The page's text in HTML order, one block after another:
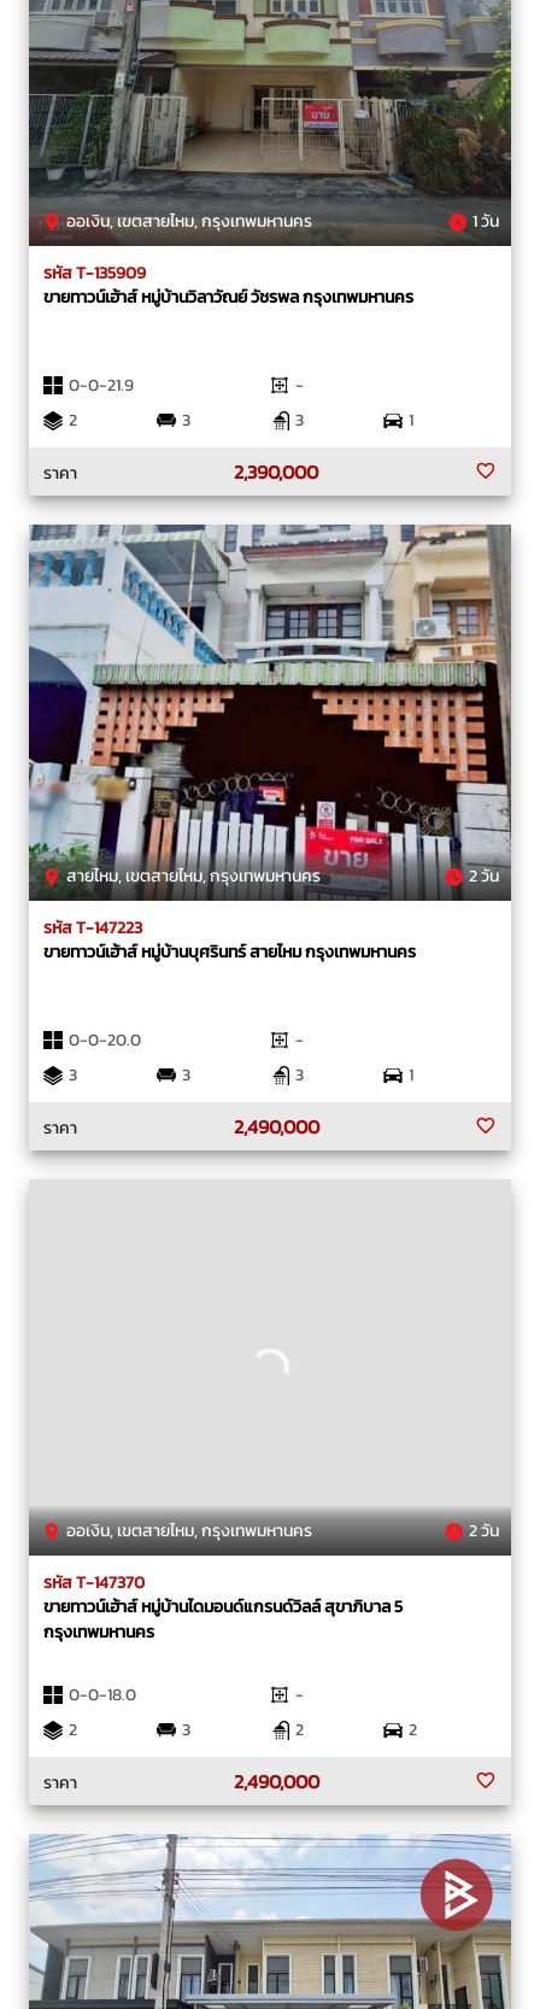
ออเงิน, เขตสายไหม, กรุงเทพมหานคร 1 วัน
รหัส T-135909
ขายทาวน์เฮ้าส์ หมู่บ้านวิลาวัณย์ วัชรพล กรุงเทพมหานคร
0-0-21.9
-
2
3 3
1
ราคา
2,390,000
สายไหม, เขตสายไหม, กรุงเทพมหานคร 2 วัน
รหัส T-147223
ขายทาวน์เฮ้าส์ หมู่บ้านบุศรินทร์ สายไหม กรุงเทพมหานคร
0-0-20.0
-
3
3 3
1
ราคา
2,490,000
ออเงิน, เขตสายไหม, กรุงเทพมหานคร 2 วัน
รหัส T-147370
ขายทาวน์เฮ้าส์ หมู่บ้านไดมอนด์แกรนด์วิลล์ สุขาภิบาล 5
กรุงเทพมหานคร
0-0-18.0
-
2
3 2
2
ราคา
2,490,000